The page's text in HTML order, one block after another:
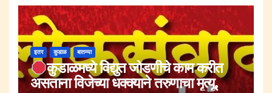
इतर कुडाळ बातम्या
कुडाळमध्ये विद्युत जोडणीचे काम करीत
असताना विजेच्या धक्क्याने तरुणाचा मृत्यू.